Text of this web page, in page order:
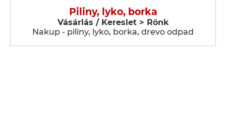
Piliny, lyko, borka
Vásárlás / Kereslet > Rönk
Nakup - piliny, lyko, borka, drevo odpad